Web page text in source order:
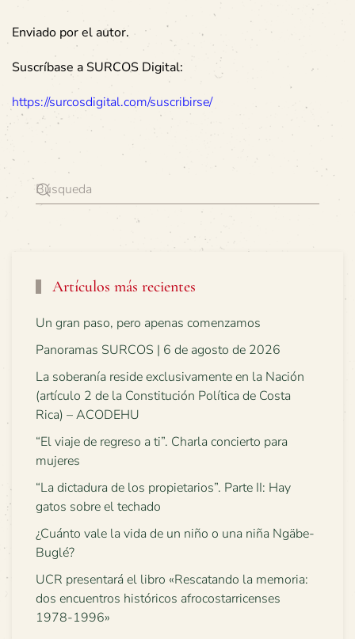
Enviado por el autor.
Suscríbase a SURCOS Digital:
https://surcosdigital.com/suscribirse/
Artículos más recientes
Un gran paso, pero apenas comenzamos
Panoramas SURCOS | 6 de agosto de 2026
La soberanía reside exclusivamente en la Nación
(artículo 2 de la Constitución Política de Costa
Rica) – ACODEHU
“El viaje de regreso a ti”. Charla concierto para
mujeres
“La dictadura de los propietarios”. Parte II: Hay
gatos sobre el techado
¿Cuánto vale la vida de un niño o una niña Ngäbe-
Buglé?
UCR presentará el libro «Rescatando la memoria:
dos encuentros históricos afrocostarricenses
1978-1996»